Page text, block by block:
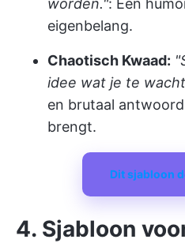
worden.": Een
eigenbelang.
Chaotisch Kwaad:
idee wat je te
en brutaal
brengt.
Dit sjabloon
4. Sjabloon